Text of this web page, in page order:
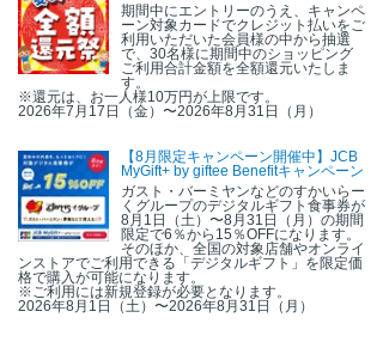
期間中にエントリーのうえ、キャンペ
ーン対象カードでクレジット払いをご
利用いただいた会員様の中から抽選
で、30名様に期間中のショッピング
ご利用合計金額を全額還元いたしま
す。
※還元は、お一人様10万円が上限です。
2026年7月17日（金）〜2026年8月31日（月）
【8月限定キャンペーン開催中】JCB
MyGift+ by giftee Benefitキャンペーン
ガスト・バーミヤンなどのすかいらー
くグループのデジタルギフト食事券が
8月1日（土）〜8月31日（月）の期間
限定で6％から15％OFFになります。
そのほか、全国の対象店舗やオンライ
ンストアでご利用できる「デジタルギフト」を限定価
格で購入が可能になります。
※ご利用には新規登録が必要となります。
2026年8月1日（土）〜2026年8月31日（月）